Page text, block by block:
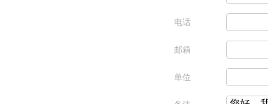
电话
邮箱
单位